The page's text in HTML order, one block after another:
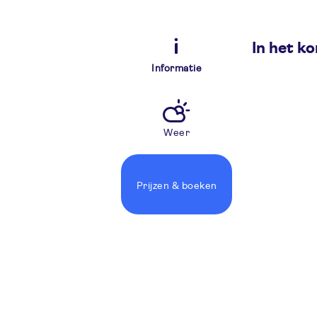
Informatie
Weer
Prijzen & boeken
In het